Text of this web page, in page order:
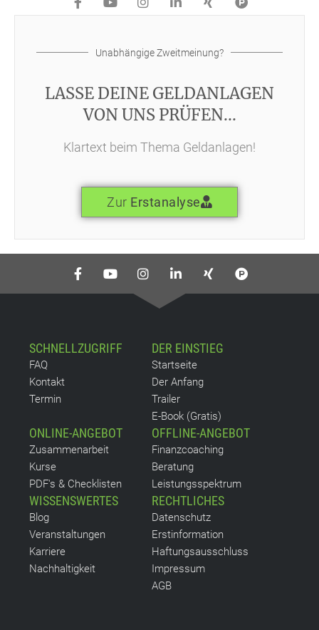
Unabhängige Zweitmeinung?
LASSE DEINE GELDANLAGEN
VON UNS PRÜFEN...
Klartext beim Thema Geldanlagen!
Zur Erstanalyse
SCHNELLZUGRIFF
FAQ
Kontakt
Termin
DER EINSTIEG
Startseite
Der Anfang
Trailer
E-Book (Gratis)
ONLINE-ANGEBOT
Zusammenarbeit
Kurse
PDF's & Checklisten
OFFLINE-ANGEBOT
Finanzcoaching
Beratung
Leistungsspektrum
WISSENSWERTES
Blog
Veranstaltungen
Karriere
Nachhaltigkeit
RECHTLICHES
Datenschutz
Erstinformation
Haftungsausschluss
Impressum
AGB